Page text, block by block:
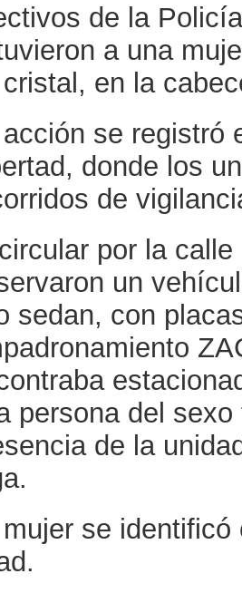
de la
a una
en la
se registró
donde los
de
por la
un
sedan, con
persona del
de la
se